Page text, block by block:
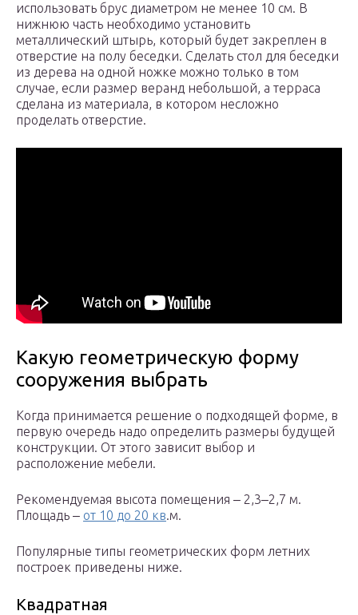
использовать брус диаметром не менее 10 см. В
нижнюю часть необходимо установить
металлический штырь, который будет закреплен в
отверстие на полу беседки. Сделать стол для беседки
из дерева на одной ножке можно только в том
случае, если размер веранд небольшой, а терраса
сделана из материала, в котором несложно
проделать отверстие.
Какую геометрическую форму
сооружения выбрать
Когда принимается решение о подходящей форме, в
первую очередь надо определить размеры будущей
конструкции. От этого зависит выбор и
расположение мебели.
Рекомендуемая высота помещения ‒ 2,3‒2,7 м.
Площадь ‒ от 10 до 20 кв.м.
Популярные типы геометрических форм летних
построек приведены ниже.
Квадратная